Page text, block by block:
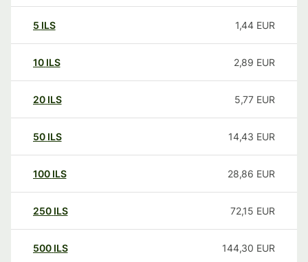
5 ILS 1,44 EUR
10 ILS 2,89 EUR
20 ILS 5,77 EUR
50 ILS 14,43 EUR
100 ILS 28,86 EUR
250 ILS 72,15 EUR
500 ILS 144,30 EUR